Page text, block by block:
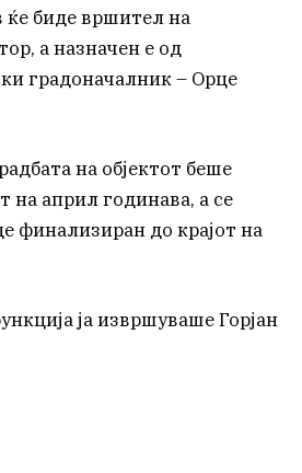
ќе биде вршител на
а назначен е од
градоначалник – Орце
на објектот беше
на април годинава, а се
финализиран до крајот на
ја извршуваше Горјан